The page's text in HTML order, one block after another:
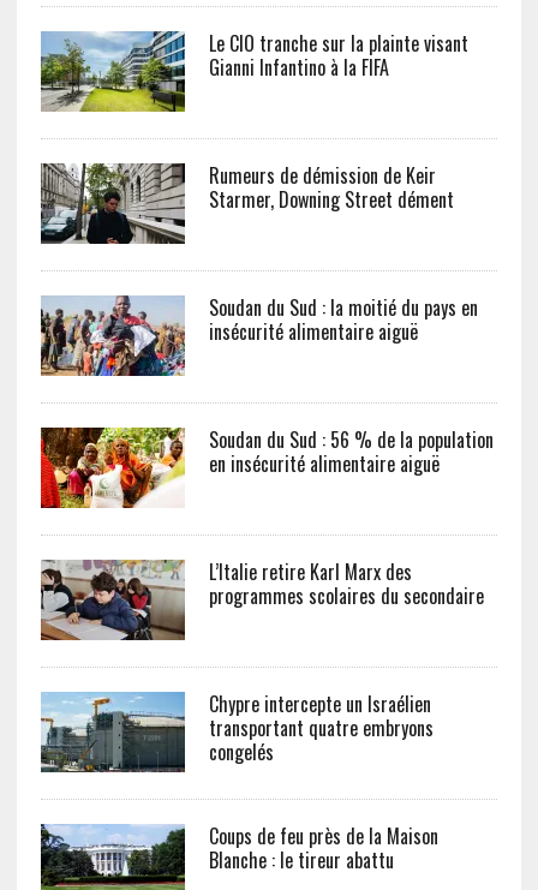
Le CIO tranche sur la plainte visant
Gianni Infantino à la FIFA
Rumeurs de démission de Keir
Starmer, Downing Street dément
Soudan du Sud : la moitié du pays en
insécurité alimentaire aiguë
Soudan du Sud : 56 % de la population
en insécurité alimentaire aiguë
L’Italie retire Karl Marx des
programmes scolaires du secondaire
Chypre intercepte un Israélien
transportant quatre embryons
congelés
Coups de feu près de la Maison
Blanche : le tireur abattu